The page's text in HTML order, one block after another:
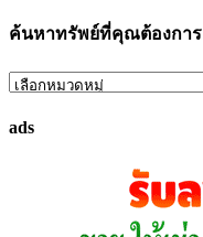
ค้นหาทรัพย์ที่คุณต้องการ
ค้นหา
ที่
ads